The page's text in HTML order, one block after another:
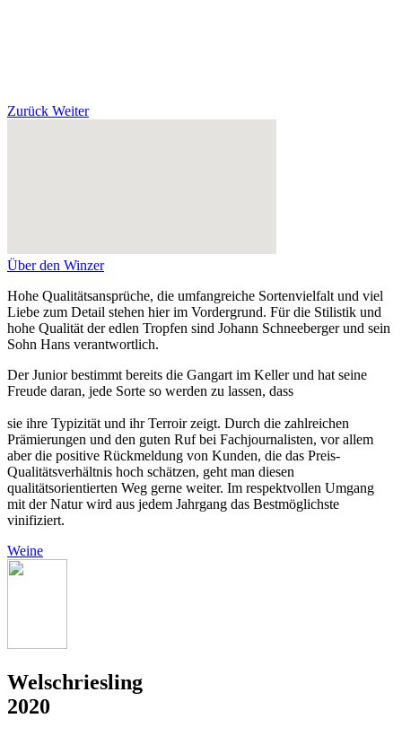
Zurück Weiter
Über den Winzer
Hohe Qualitätsansprüche, die umfangreiche Sortenvielfalt und viel
Liebe zum Detail stehen hier im Vordergrund. Für die Stilistik und
hohe Qualität der edlen Tropfen sind Johann Schneeberger und sein
Sohn Hans verantwortlich.
Der Junior bestimmt bereits die Gangart im Keller und hat seine
Freude daran, jede Sorte so werden zu lassen, dass
sie ihre Typizität und ihr Terroir zeigt. Durch die zahlreichen
Prämierungen und den guten Ruf bei Fachjournalisten, vor allem
aber die positive Rückmeldung von Kunden, die das Preis-
Qualitätsverhältnis hoch schätzen, geht man diesen
qualitätsorientierten Weg gerne weiter. Im respektvollen Umgang
mit der Natur wird aus jedem Jahrgang das Bestmöglichste
vinifiziert.
Weine
Welschriesling
2020